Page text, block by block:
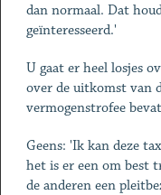
dan normaal. Dat
geïnteresseerd.'
U gaat er heel losjes
over de uitkomst van
vermogenstrofee
Geens: 'Ik kan deze
het is er een om best
de anderen een